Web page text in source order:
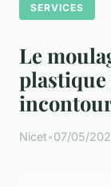
SERVICES
Le
plastique
Nicet•07/05/